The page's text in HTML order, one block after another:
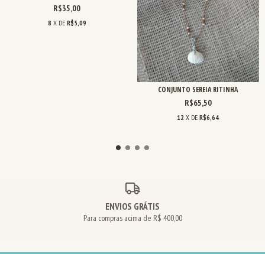
R$35,00
8 X DE R$5,09
CONJUNTO SEREIA RITINHA
R$65,50
12 X DER$6,64
ENVIOS GRÁTIS
Para compras acima de R$ 400,00